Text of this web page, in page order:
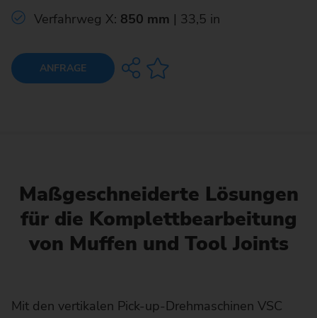
Verfahrweg X: 850 mm | 33,5 in
ANFRAGE
Maßgeschneiderte Lösungen
für die Komplettbearbeitung
von Muffen und Tool Joints
Mit den vertikalen Pick-up-Drehmaschinen VSC